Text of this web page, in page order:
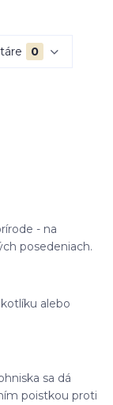
0
- na
posedeniach.
alebo
sa dá
poistkou proti